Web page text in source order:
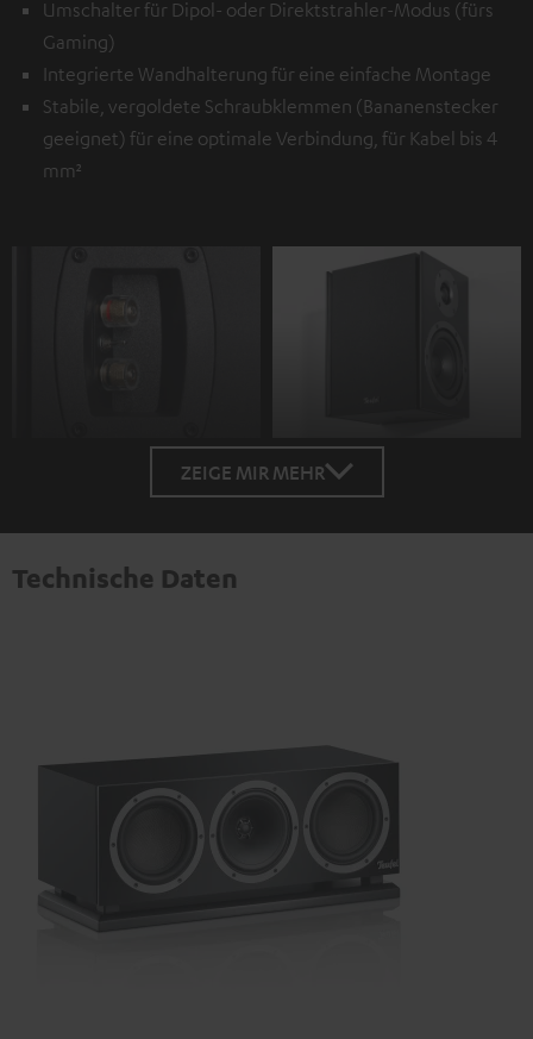
Umschalter für Dipol- oder Direktstrahler-Modus (fürs
Gaming)
Integrierte Wandhalterung für eine einfache Montage
Stabile, vergoldete Schraubklemmen (Bananenstecker
geeignet) für eine optimale Verbindung, für Kabel bis 4
mm²
ZEIGE MIR MEHR
Technische Daten